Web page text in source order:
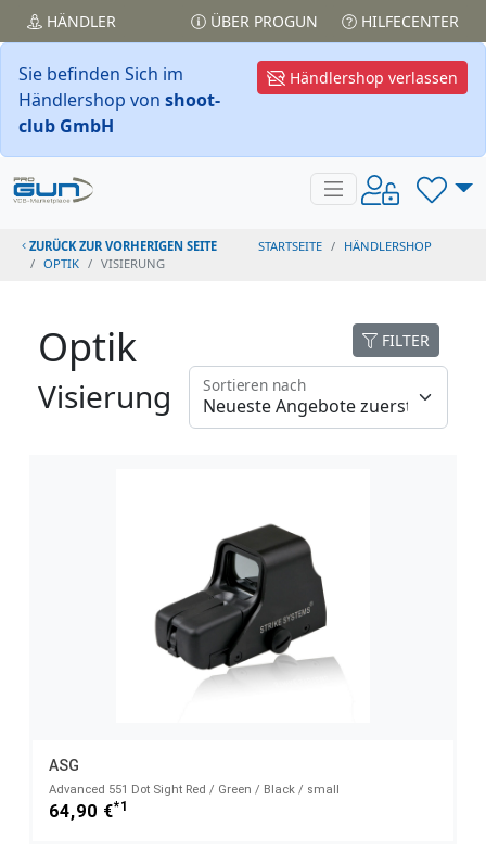
HÄNDLER ÜBER PROGUN HILFECENTER
Händlershop verlassen
Sie befinden Sich im
Händlershop von shoot-
club GmbH
ZURÜCK ZUR VORHERIGEN SEITE STARTSEITE
HÄNDLERSHOP
OPTIK
VISIERUNG
Optik
Visierung
FILTER
Sortieren nach
ASG
Advanced 551 Dot Sight Red / Green / Black / small
64,90 €*1